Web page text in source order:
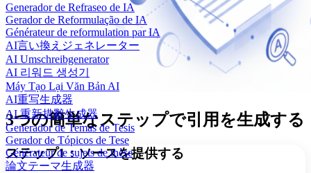
Generador de Refraseo de IA
Gerador de Reformulação de IA
Générateur de reformulation par IA
AI言い換えジェネレーター
AI Umschreibgenerator
AI 리워드 생성기
Máy Tạo Lại Văn Bản AI
AI重写生成器
AI 重新措辭生成器
Generador de Temas de Tesis
Gerador de Tópicos de Tese
Générateur de sujets de thèse
論文テーマ生成器
3つの簡単なステップで引用を生成する
ステップ1：ソースを提供する